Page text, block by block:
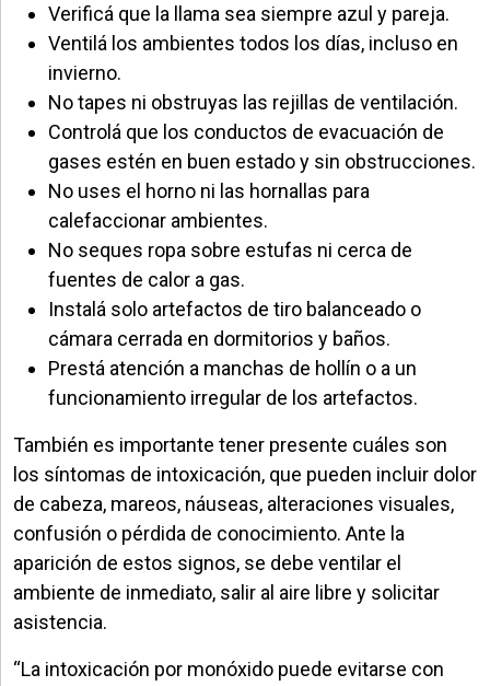
Verificá que la llama sea siempre azul y pareja.
Ventilá los ambientes todos los días, incluso en
invierno.
No tapes ni obstruyas las rejillas de ventilación.
Controlá que los conductos de evacuación de
gases estén en buen estado y sin obstrucciones.
No uses el horno ni las hornallas para
calefaccionar ambientes.
No seques ropa sobre estufas ni cerca de
fuentes de calor a gas.
Instalá solo artefactos de tiro balanceado o
cámara cerrada en dormitorios y baños.
Prestá atención a manchas de hollín o a un
funcionamiento irregular de los artefactos.
También es importante tener presente cuáles son
los síntomas de intoxicación, que pueden incluir dolor
de cabeza, mareos, náuseas, alteraciones visuales,
confusión o pérdida de conocimiento. Ante la
aparición de estos signos, se debe ventilar el
ambiente de inmediato, salir al aire libre y solicitar
asistencia.
“La intoxicación por monóxido puede evitarse con